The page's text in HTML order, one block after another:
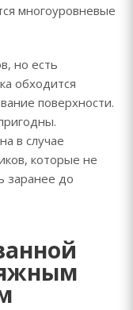
многоуровневые
но есть
обходится
поверхности.
в случае
которые не
заранее до